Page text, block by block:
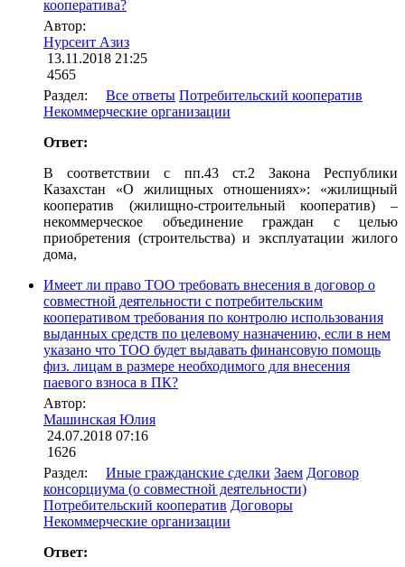
кооператива?
Автор:
Нурсеит Азиз
13.11.2018 21:25
4565
Раздел: Все ответы Потребительский кооператив
Некоммерческие организации
Ответ:
В соответствии с пп.43 ст.2 Закона Республики
Казахстан «О жилищных отношениях»: «жилищный
кооператив (жилищно-строительный кооператив) –
некоммерческое объединение граждан с целью
приобретения (строительства) и эксплуатации жилого
дома,
Имеет ли право ТОО требовать внесения в договор о
совместной деятельности с потребительским
кооперативом требования по контролю использования
выданных средств по целевому назначению, если в нем
указано что ТОО будет выдавать финансовую помощь
физ. лицам в размере необходимого для внесения
паевого взноса в ПК?
Автор:
Машинская Юлия
24.07.2018 07:16
1626
Раздел: Иные гражданские сделки Заем Договор
консорциума (о совместной деятельности)
Потребительский кооператив Договоры
Некоммерческие организации
Ответ: